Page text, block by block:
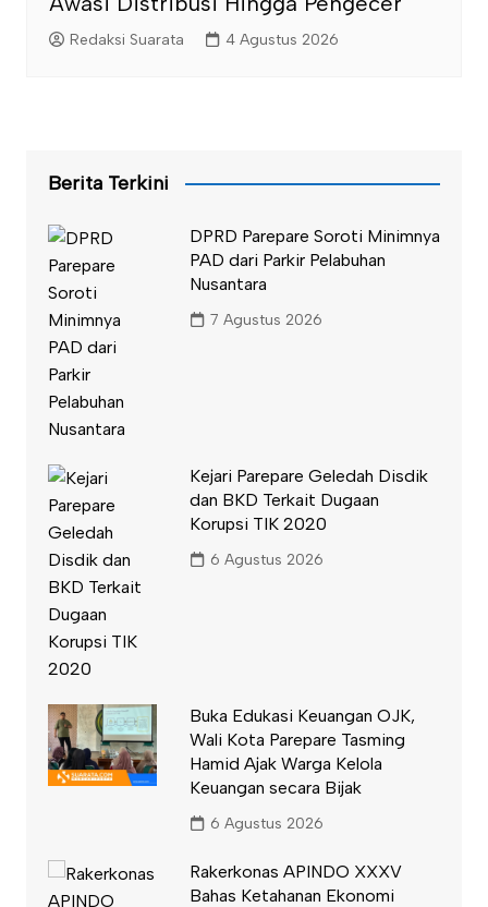
Redaksi Suarata 4 Agustus 2026
Berita Terkini
DPRD Parepare Soroti Minimnya
PAD dari Parkir Pelabuhan
Nusantara
7 Agustus 2026
Kejari Parepare Geledah Disdik
dan BKD Terkait Dugaan
Korupsi TIK 2020
6 Agustus 2026
Buka Edukasi Keuangan OJK,
Wali Kota Parepare Tasming
Hamid Ajak Warga Kelola
Keuangan secara Bijak
6 Agustus 2026
Rakerkonas APINDO XXXV
Bahas Ketahanan Ekonomi